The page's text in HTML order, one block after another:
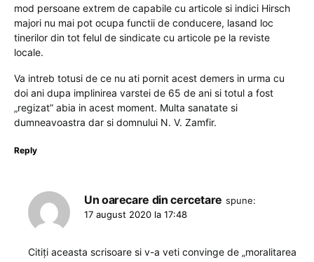
mod persoane extrem de capabile cu articole si indici Hirsch
majori nu mai pot ocupa functii de conducere, lasand loc
tinerilor din tot felul de sindicate cu articole pe la reviste
locale.
Va intreb totusi de ce nu ati pornit acest demers in urma cu
doi ani dupa implinirea varstei de 65 de ani si totul a fost
„regizat” abia in acest moment. Multa sanatate si
dumneavoastra dar si domnului N. V. Zamfir.
Reply
Un oarecare din cercetare spune:
17 august 2020 la 17:48
Citiţi aceasta scrisoare si v-a veti convinge de „moralitarea